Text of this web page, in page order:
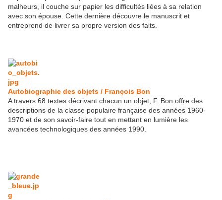
malheurs, il couche sur papier les difficultés liées à sa relation
avec son épouse. Cette dernière découvre le manuscrit et
entreprend de livrer sa propre version des faits.
Autobiographie des objets / François Bon
A travers 68 textes décrivant chacun un objet, F. Bon offre des
descriptions de la classe populaire française des années 1960-
1970 et de son savoir-faire tout en mettant en lumière les
avancées technologiques des années 1990.